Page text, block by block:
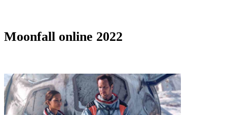
Moonfall online 2022